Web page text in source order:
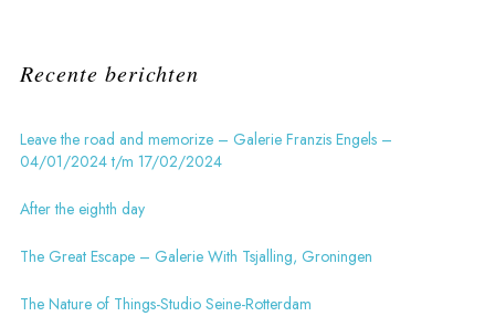
Recente berichten
Leave the road and memorize – Galerie Franzis Engels –
04/01/2024 t/m 17/02/2024
After the eighth day
The Great Escape – Galerie With Tsjalling, Groningen
The Nature of Things-Studio Seine-Rotterdam